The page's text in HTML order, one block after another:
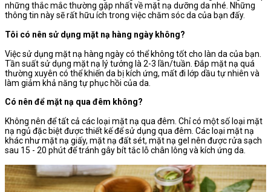
những thắc mắc thường gặp nhất về mặt nạ dưỡng da nhé. Những
thông tin này sẽ rất hữu ích trong việc chăm sóc da của bạn đấy.
Tôi có nên sử dụng mặt nạ hàng ngày không?
Việc sử dụng mặt nạ hàng ngày có thể không tốt cho làn da của bạn.
Tần suất sử dụng mặt nạ lý tưởng là 2-3 lần/tuần. Đắp mặt nạ quá
thường xuyên có thể khiến da bị kích ứng, mất đi lớp dầu tự nhiên và
làm giảm khả năng tự phục hồi của da.
Có nên để mặt nạ qua đêm không?
Không nên để tất cả các loại mặt nạ qua đêm. Chỉ có một số loại mặt
nạ ngủ đặc biệt được thiết kế để sử dụng qua đêm. Các loại mặt nạ
khác như mặt nạ giấy, mặt nạ đất sét, mặt nạ gel nên được rửa sạch
sau 15 - 20 phút để tránh gây bít tắc lỗ chân lông và kích ứng da.